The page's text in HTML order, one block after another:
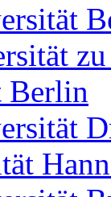
Berlin